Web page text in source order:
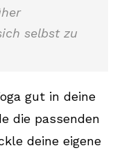
selbst zu
gut in deine
die passenden
deine eigene